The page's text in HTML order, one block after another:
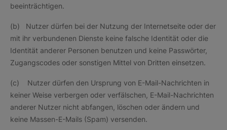
beeinträchtigen.
(b) Nutzer dürfen bei der Nutzung der Internetseite oder der
mit ihr verbundenen Dienste keine falsche Identität oder die
Identität anderer Personen benutzen und keine Passwörter,
Zugangscodes oder sonstigen Mittel von Dritten einsetzen.
(c) Nutzer dürfen den Ursprung von E-Mail-Nachrichten in
keiner Weise verbergen oder verfälschen, E-Mail-Nachrichten
anderer Nutzer nicht abfangen, löschen oder ändern und
keine Massen-E-Mails (Spam) versenden.